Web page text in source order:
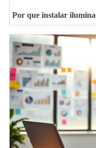
Por que instalar